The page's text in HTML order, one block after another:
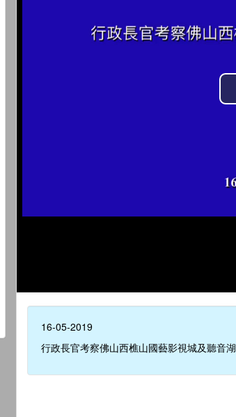
16-05-2019
行政長官考察佛山西樵山國藝影視城及聽音湖